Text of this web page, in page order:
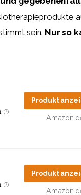
sein. Nur so
Produkt
Produkt